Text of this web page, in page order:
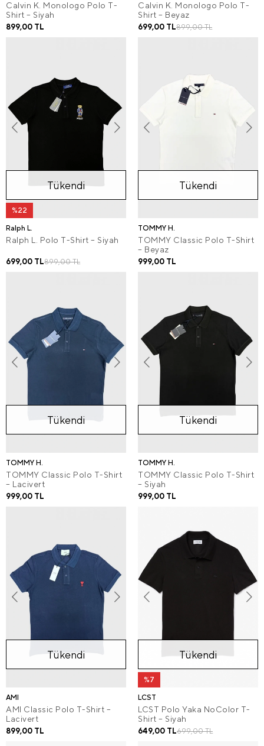
Calvin K. Monologo Polo T-
Shirt – Siyah
899,00 TL
Calvin K. Monologo Polo T-
Shirt – Beyaz
899,00 TL
699,00 TL
%22
Tükendi
Ralph L.
Ralph L. Polo T-Shirt – Siyah
899,00 TL
699,00 TL
Tükendi
TOMMY H.
TOMMY Classic Polo T-Shirt
– Beyaz
999,00 TL
Tükendi
TOMMY H.
TOMMY Classic Polo T-Shirt
– Lacivert
999,00 TL
Tükendi
TOMMY H.
TOMMY Classic Polo T-Shirt
– Siyah
999,00 TL
Tükendi
AMI
AMI Classic Polo T-Shirt –
Lacivert
899,00 TL
%7
Tükendi
LCST
LCST Polo Yaka NoColor T-
Shirt – Siyah
699,00 TL
649,00 TL